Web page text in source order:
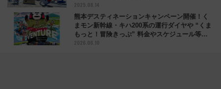
2025.08.14
熊本デスティネーションキャンペーン開催！く
まモン新幹線・キハ200系の運行ダイヤや “くま
もっと！冒険きっぷ” 料金やスケジュール等ま
とめ
2026.06.10